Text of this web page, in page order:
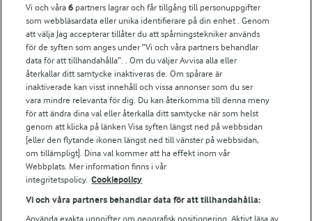
För ägare
Arlas kundportal
Arla.com
Falbygdens Ost
Arla webbshop
Bildbank
Följ oss
Vi och våra6 partners lagrar och får tillgång till personuppgifter
som webbläsardata eller unika identifierare på din enhet . Genom
att välja Jag accepterar tillåter du att spårningstekniker används
för de syften som anges under ”Vi och våra partners behandlar
data för att tillhandahålla”. . Om du väljer Avvisa alla eller
återkallar ditt samtycke inaktiveras de. Om spårare är
inaktiverade kan visst innehåll och vissa annonser som du ser
vara mindre relevanta för dig. Du kan återkomma till denna meny
för att ändra dina val eller återkalla ditt samtycke när som helst
genom att klicka på länken Visa syften längst ned på webbsidan
[eller den flytande ikonen längst ned till vänster på webbsidan,
om tillämpligt]. Dina val kommer att ha effekt inom vår
Webbplats. Mer information finns i vår
integritetspolicy. Cookiepolicy
Vi och våra partners behandlar data för att tillhandahålla:
Använda exakta uppgifter om geografisk positionering. Aktivt läsa av